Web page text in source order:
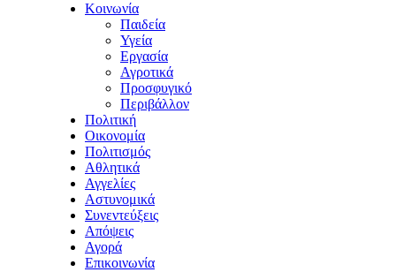
Κοινωνία
Παιδεία
Υγεία
Εργασία
Αγροτικά
Προσφυγικό
Περιβάλλον
Πολιτική
Οικονομία
Πολιτισμός
Αθλητικά
Αγγελίες
Αστυνομικά
Συνεντεύξεις
Απόψεις
Αγορά
Επικοινωνία